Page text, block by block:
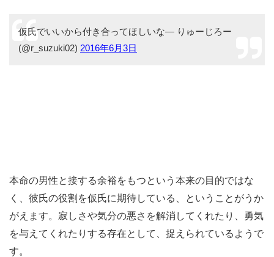
仮氏でいいから付き合ってほしいな— りゅーじろー
(@r_suzuki02) 2016年6月3日
本命の男性と接する余裕をもつという本来の目的ではな
く、彼氏の役割を仮氏に期待している、ということがうか
がえます。寂しさや気分の悪さを解消してくれたり、勇気
を与えてくれたりする存在として、捉えられているようで
す。